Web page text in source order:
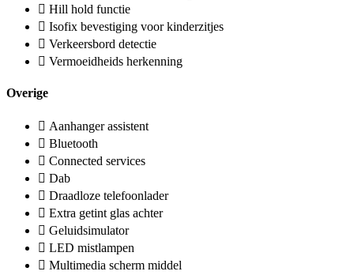
Hill hold functie
Isofix bevestiging voor kinderzitjes
Verkeersbord detectie
Vermoeidheids herkenning
Overige
Aanhanger assistent
Bluetooth
Connected services
Dab
Draadloze telefoonlader
Extra getint glas achter
Geluidsimulator
LED mistlampen
Multimedia scherm middel